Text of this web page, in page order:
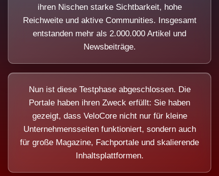
ihren Nischen starke Sichtbarkeit, hohe
Reichweite und aktive Communities. Insgesamt
entstanden mehr als 2.000.000 Artikel und
Newsbeiträge.
Nun ist diese Testphase abgeschlossen. Die
Portale haben ihren Zweck erfüllt: Sie haben
gezeigt, dass VeloCore nicht nur für kleine
Unternehmensseiten funktioniert, sondern auch
für große Magazine, Fachportale und skalierende
Inhaltsplattformen.